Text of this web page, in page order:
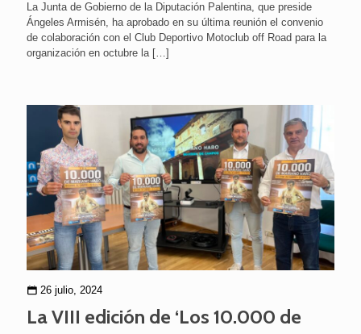
La Junta de Gobierno de la Diputación Palentina, que preside
Ángeles Armisén, ha aprobado en su última reunión el convenio
de colaboración con el Club Deportivo Motoclub off Road para la
organización en octubre la[…]
26 julio, 2024
La VIII edición de ‘Los 10.000 de